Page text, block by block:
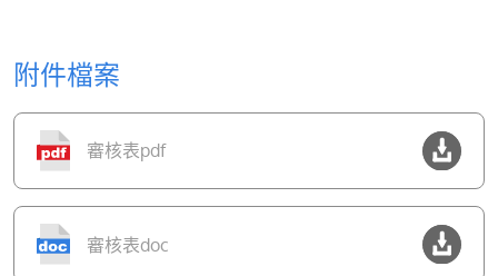
附件檔案
審核表pdf
審核表doc